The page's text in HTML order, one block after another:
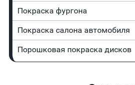
Покраска фургона
Покраска салона автомобиля
Порошковая покраска дисков